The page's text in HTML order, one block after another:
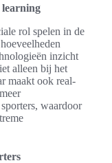
learning
rol spelen in de
inzicht
alleen bij het
maakt ook real-
waardoor